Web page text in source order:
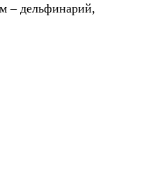
– дельфинарий,